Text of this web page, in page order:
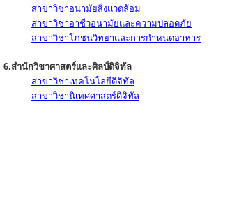
สาขาวิชาอนามัยสิ่งแวดล้อม
สาขาวิชาอาชีวอนามัยและความปลอดภัย
สาขาวิชาโภชนวิทยาและการกำหนดอาหาร
6.สำนักวิชาศาสตร์และศิลป์ดิจิทัล
สาขาวิชาเทคโนโลยีดิจิทัล
สาขาวิชานิเทศศาสตร์ดิจิทัล